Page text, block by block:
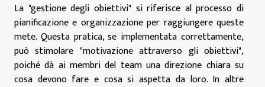
La "gestione degli obiettivi" si riferisce al processo di
pianificazione e organizzazione per raggiungere queste
mete. Questa pratica, se implementata correttamente,
può stimolare "motivazione attraverso gli obiettivi",
poiché dà ai membri del team una direzione chiara su
cosa devono fare e cosa si aspetta da loro. In altre